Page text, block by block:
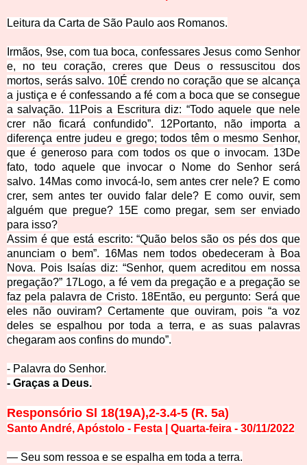
Leitura da Carta de São Paulo aos Romanos.
Irmãos, 9se, com tua boca, confessares Jesus como Senhor
e, no teu coração, creres que Deus o ressuscitou dos
mortos, serás salvo. 10É crendo no coração que se alcança
a justiça e é confessando a fé com a boca que se consegue
a salvação. 11Pois a Escritura diz: “Todo aquele que nele
crer não ficará confundido”. 12Portanto, não importa a
diferença entre judeu e grego; todos têm o mesmo Senhor,
que é generoso para com todos os que o invocam. 13De
fato, todo aquele que invocar o Nome do Senhor será
salvo. 14Mas como invocá-lo, sem antes crer nele? E como
crer, sem antes ter ouvido falar dele? E como ouvir, sem
alguém que pregue? 15E como pregar, sem ser enviado
para isso?
Assim é que está escrito: “Quão belos são os pés dos que
anunciam o bem”. 16Mas nem todos obedeceram à Boa
Nova. Pois Isaías diz: “Senhor, quem acreditou em nossa
pregação?” 17Logo, a fé vem da pregação e a pregação se
faz pela palavra de Cristo. 18Então, eu pergunto: Será que
eles não ouviram? Certamente que ouviram, pois “a voz
deles se espalhou por toda a terra, e as suas palavras
chegaram aos confins do mundo”.
- Palavra do Senhor.
- Graças a Deus.
Responsório Sl 18(19A),2-3.4-5 (R. 5a)
Santo André, Apóstolo - Festa | Quarta-feira - 30/11/2022
— Seu som ressoa e se espalha em toda a terra.